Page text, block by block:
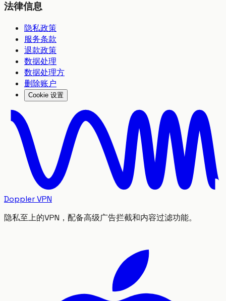
法律信息
隐私政策
服务条款
退款政策
数据处理
数据处理方
删除账户
Cookie 设置
Doppler VPN
隐私至上的VPN，配备高级广告拦截和内容过滤功能。